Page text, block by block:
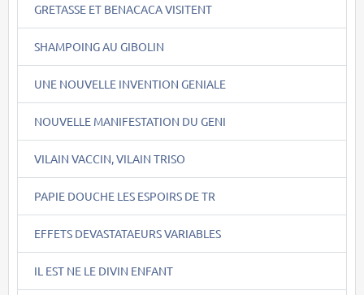
GRETASSE ET BENACACA VISITENT
SHAMPOING AU GIBOLIN
UNE NOUVELLE INVENTION GENIALE
NOUVELLE MANIFESTATION DU GENI
VILAIN VACCIN, VILAIN TRISO
PAPIE DOUCHE LES ESPOIRS DE TR
EFFETS DEVASTATAEURS VARIABLES
IL EST NE LE DIVIN ENFANT